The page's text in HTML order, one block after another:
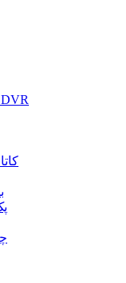
تعمیر دوربین مداربسته و DVR